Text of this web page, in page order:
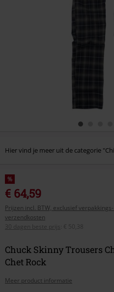
Hier vind je meer uit de categorie
%
€ 64,59
Prijzen incl. BTW, exclusief
verzendkosten
30 dagen beste prijs
€ 50,38
Chuck Skinny Trousers
Chet Rock
Meer product informatie